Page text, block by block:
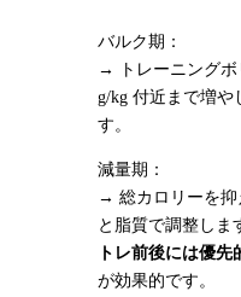
バルク期：
→ トレーニングボ
g/kg 付近まで増や
す。
減量期：
→ 総カロリーを抑
と脂質で調整しま
トレ前後には優
が効果的です。